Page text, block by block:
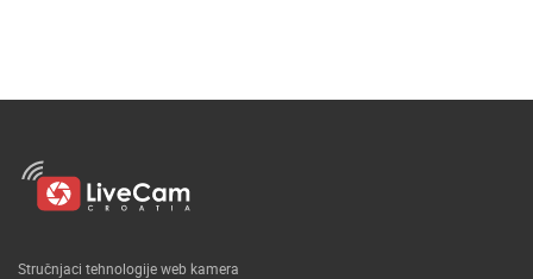
Stručnjaci tehnologije web kamera